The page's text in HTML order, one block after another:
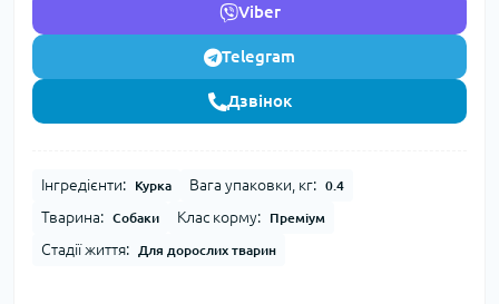
Viber
Telegram
Дзвінок
Інгредієнти: Курка Вага упаковки, кг: 0.4
Тварина: Собаки Клас корму: Преміум
Стадії життя: Для дорослих тварин